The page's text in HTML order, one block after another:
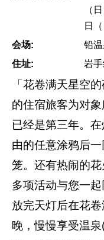
（
日
会场:
铅
住址:
岩
「花卷满天星空
的住宿旅客为对
已经是第三年。
由的任意涂鸦后
笼。还有热闹的
多项活动与您一起
放完天灯后在花
晚，慢慢享受温